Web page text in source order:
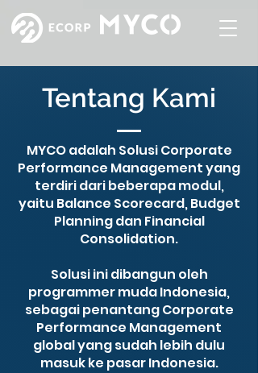
Tentang Kami
MYCO adalah Solusi Corporate
Performance Management yang
terdiri dari beberapa modul,
yaitu Balance Scorecard, Budget
Planning dan Financial
Consolidation.
Solusi ini dibangun oleh
programmer muda Indonesia,
sebagai penantang Corporate
Performance Management
global yang sudah lebih dulu
masuk ke pasar Indonesia.